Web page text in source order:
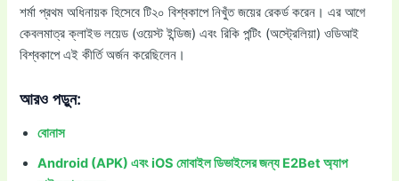
শর্মা প্রথম অধিনায়ক হিসেবে টি২০ বিশ্বকাপে নিখুঁত জয়ের রেকর্ড করেন। এর আগে
কেবলমাত্র ক্লাইভ লয়েড (ওয়েস্ট ইন্ডিজ) এবং রিকি পন্টিং (অস্ট্রেলিয়া) ওডিআই
বিশ্বকাপে এই কীর্তি অর্জন করেছিলেন।
আরও পড়ুন:
বোনাস
Android (APK) এবং iOS মোবাইল ডিভাইসের জন্য E2Bet অ্যাপ